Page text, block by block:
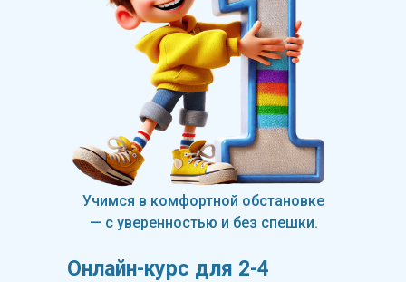
Онлайн-курс для 2-4
Учимся в комфортной обстановке
— с уверенностью и без спешки.